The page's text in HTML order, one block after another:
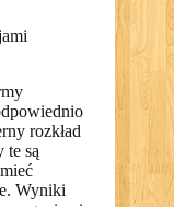
rozkład
te są
Wyniki